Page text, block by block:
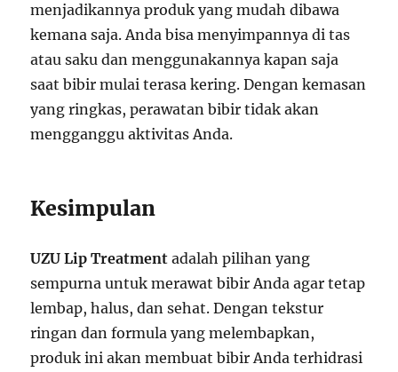
menjadikannya produk yang mudah dibawa
kemana saja. Anda bisa menyimpannya di tas
atau saku dan menggunakannya kapan saja
saat bibir mulai terasa kering. Dengan kemasan
yang ringkas, perawatan bibir tidak akan
mengganggu aktivitas Anda.
Kesimpulan
UZU Lip Treatment adalah pilihan yang
sempurna untuk merawat bibir Anda agar tetap
lembap, halus, dan sehat. Dengan tekstur
ringan dan formula yang melembapkan,
produk ini akan membuat bibir Anda terhidrasi